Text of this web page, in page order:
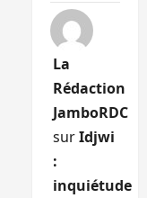
La
Rédaction
JamboRDC
surIdjwi
:
inquiétude